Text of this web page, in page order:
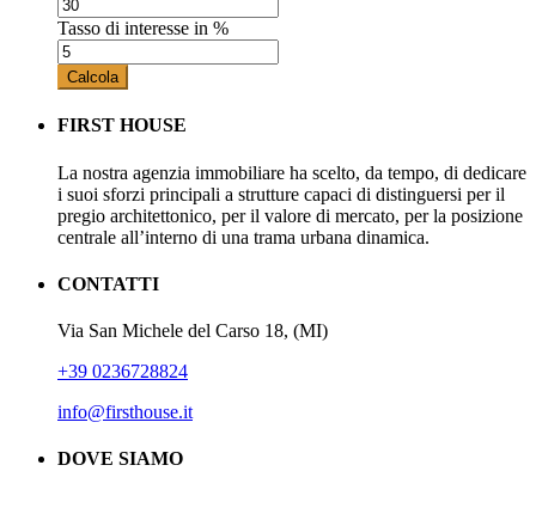
Tasso di interesse in %
Calcola
FIRST HOUSE
La nostra agenzia immobiliare ha scelto, da tempo, di dedicare
i suoi sforzi principali a strutture capaci di distinguersi per il
pregio architettonico, per il valore di mercato, per la posizione
centrale all’interno di una trama urbana dinamica.
CONTATTI
Via San Michele del Carso 18, (MI)
+39 0236728824
info@firsthouse.it
DOVE SIAMO